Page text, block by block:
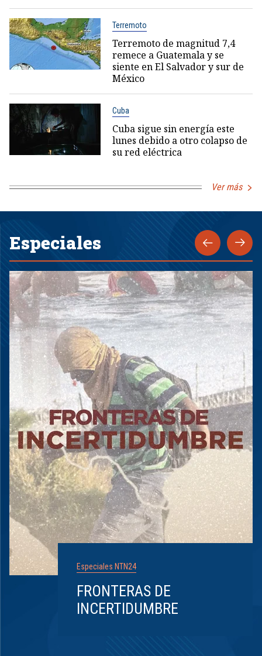
Terremoto
Terremoto de magnitud 7,4
remece a Guatemala y se
siente en El Salvador y sur de
México
Cuba
Cuba sigue sin energía este
lunes debido a otro colapso de
su red eléctrica
Ver más
Especiales
Especiales NTN24
FRONTERAS DE
INCERTIDUMBRE